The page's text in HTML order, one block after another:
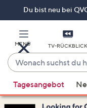
Du bist neu bei
MENÜ TV-RÜCKBLICK
Wonach
suchst
du
heute?
Vorschläge
verfügbar
Tagesangebot